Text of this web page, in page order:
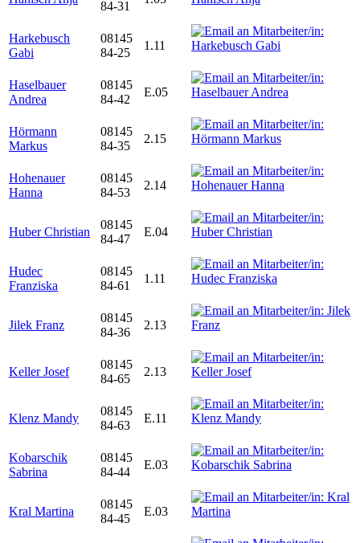
84-31
Harkebusch
Gabi
08145
84-25
1.11
Haselbauer
Andrea
08145
84-42
E.05
Hörmann
Markus
08145
84-35
2.15
Hohenauer
Hanna
08145
84-53
2.14
Huber Christian
08145
84-47
E.04
Hudec
Franziska
08145
84-61
1.11
Jilek Franz
08145
84-36
2.13
Keller Josef
08145
84-65
2.13
Klenz Mandy
08145
84-63
E.11
Kobarschik
Sabrina
08145
84-44
E.03
Kral Martina
08145
84-45
E.03